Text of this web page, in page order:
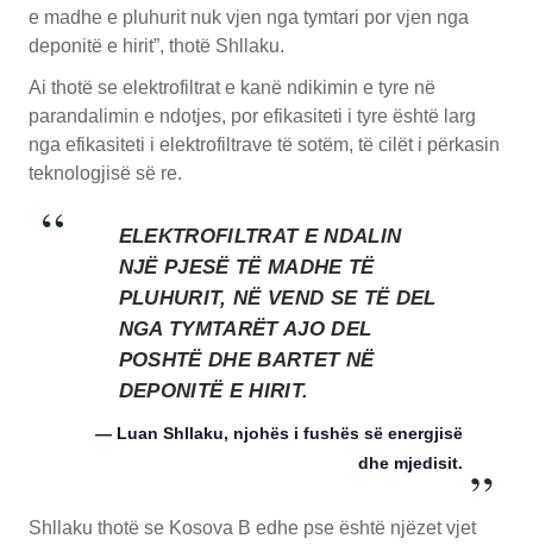
e madhe e pluhurit nuk vjen nga tymtari por vjen nga
deponitë e hirit”, thotë Shllaku.
Ai thotë se elektrofiltrat e kanë ndikimin e tyre në
parandalimin e ndotjes, por efikasiteti i tyre është larg
nga efikasiteti i elektrofiltrave të sotëm, të cilët i përkasin
teknologjisë së re.
ELEKTROFILTRAT E NDALIN
NJË PJESË TË MADHE TË
PLUHURIT, NË VEND SE TË DEL
NGA TYMTARËT AJO DEL
POSHTË DHE BARTET NË
DEPONITË E HIRIT.
— Luan Shllaku, njohës i fushës së energjisë
dhe mjedisit.
Shllaku thotë se Kosova B edhe pse është njëzet vjet